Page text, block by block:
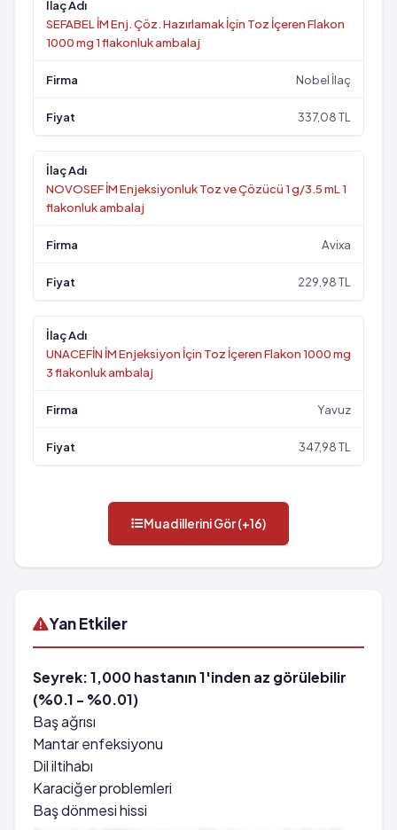
SEFABEL İM Enj. Çöz. Hazırlamak İçin Toz İçeren Flakon
1000 mg 1 flakonluk ambalaj
Nobel İlaç
337,08 TL
NOVOSEF İM Enjeksiyonluk Toz ve Çözücü 1 g/3.5 mL 1
flakonluk ambalaj
Avixa
229,98 TL
UNACEFİN İM Enjeksiyon İçin Toz İçeren Flakon 1000 mg
3 flakonluk ambalaj
Yavuz
347,98 TL
Muadillerini Gör (+16)
Yan Etkiler
Seyrek: 1,000 hastanın 1'inden az görülebilir
(%0.1 - %0.01)
Baş ağrısı
Mantar enfeksiyonu
Dil iltihabı
Karaciğer problemleri
Baş dönmesi hissi